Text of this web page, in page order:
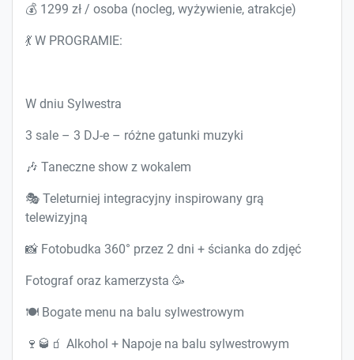
💰 1299 zł / osoba (nocleg, wyżywienie, atrakcje)
💃 W PROGRAMIE:
W dniu Sylwestra
3 sale – 3 DJ-e – różne gatunki muzyki
🎶 Taneczne show z wokalem
🎭 Teleturniej integracyjny inspirowany grą
telewizyjną
📸 Fotobudka 360° przez 2 dni + ścianka do zdjęć
Fotograf oraz kamerzysta 🥳
🍽️ Bogate menu na balu sylwestrowym
🍷🥃🧃 Alkohol + Napoje na balu sylwestrowym